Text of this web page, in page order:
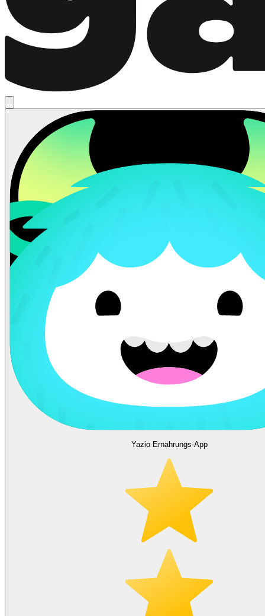
Yazio Ernährungs-App